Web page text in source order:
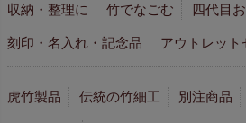
収納・整理に 竹でなごむ 四代目
刻印・名入れ・記念品 アウトレット
虎竹製品 伝統の竹細工 別注商品